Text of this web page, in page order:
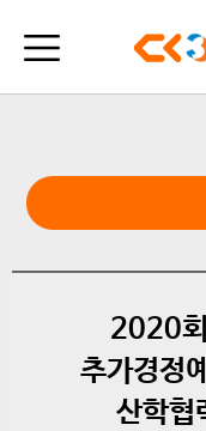
2020
추가경정
산학협